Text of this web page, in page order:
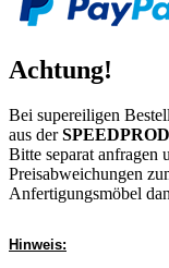
Achtung!
Bei supereiligen
aus der
Bitte separat anfragen
Preisabweichungen
Anfertigungsmöbel
Hinweis: